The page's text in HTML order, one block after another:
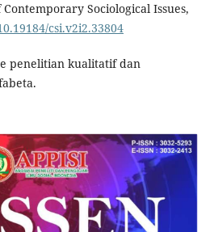
Sociological Issues,
csi.v2i2.33804
penelitian kualitatif dan